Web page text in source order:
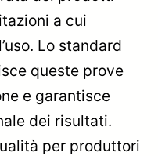
a cui
Lo standard
queste prove
e garantisce
dei risultati.
per produttori